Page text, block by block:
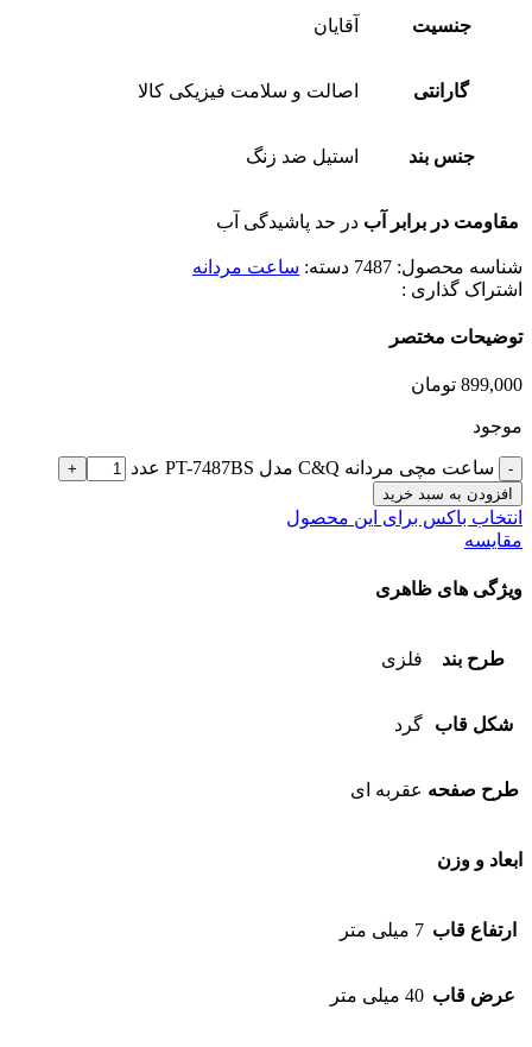
جنسیت آقایان
گارانتی اصالت و سلامت فیزیکی کالا
جنس بند استیل ضد زنگ
مقاومت در برابر آب در حد پاشیدگی آب
شناسه محصول: 7487 دسته: ساعت مردانه
اشتراک گذاری :
توضیحات مختصر
899,000 تومان
موجود
ساعت مچی مردانه C&Q مدل PT-7487BS عدد
افزودن به سبد خرید
انتخاب باکس برای این محصول
مقایسه
ویژگی های ظاهری
طرح بند فلزی
شکل قاب گرد
طرح صفحه عقربه ای
ابعاد و وزن
ارتفاع قاب 7 میلی متر
عرض قاب 40 میلی متر